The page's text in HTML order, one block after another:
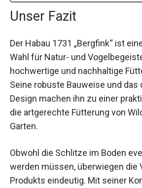
Unser Fazit
Der Habau 1731 „Bergfink“ ist
Wahl für Natur- und
hochwertige und nachhaltige
Seine robuste Bauweise und das
Design machen ihn zu einer
die artgerechte Fütterung von
Garten.
Obwohl die Schlitze im Boden
werden müssen, überwiegen die
Produkts eindeutig. Mit seiner